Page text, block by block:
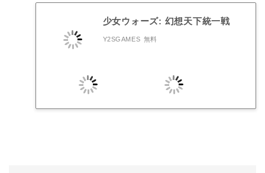
少女ウォーズ: 幻想天下統一戦
Y2SGAMES 無料